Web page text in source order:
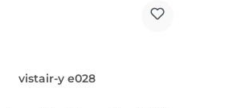
vistair-y e028